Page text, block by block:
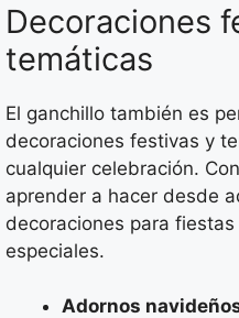
Decoraciones
temáticas
El ganchillo también es
decoraciones festivas y
cualquier celebración.
aprender a hacer desde
decoraciones para
especiales.
Adornos